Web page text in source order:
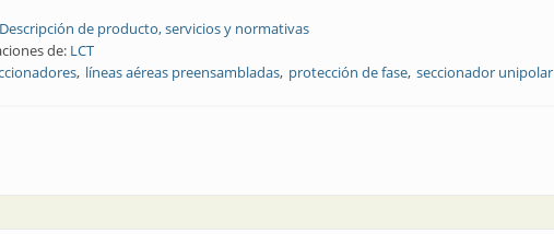
Descripción de producto, servicios y normativas
de: LCT
líneas aéreas preensambladas protección de fase seccionador unipolar
Protección de fase | Seccionador para líneas aéreas preensambladas